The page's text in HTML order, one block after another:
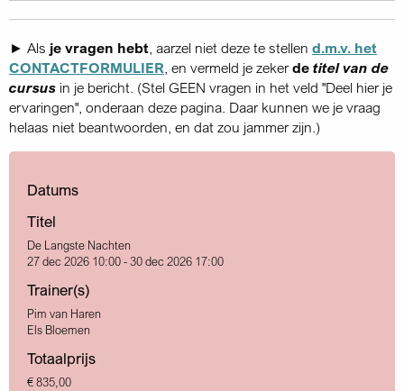
► Als je vragen hebt, aarzel niet deze te stellen d.m.v. het
CONTACTFORMULIER, en vermeld je zekerde titel van de
cursus in je bericht. (Stel GEEN vragen in het veld "Deel hier je
ervaringen", onderaan deze pagina. Daar kunnen we je vraag
helaas niet beantwoorden, en dat zou jammer zijn.)
Datums
Titel
De Langste Nachten
27 dec 2026 10:00 - 30 dec 2026 17:00
Trainer(s)
Pim van Haren
Els Bloemen
Totaalprijs
€ 835,00